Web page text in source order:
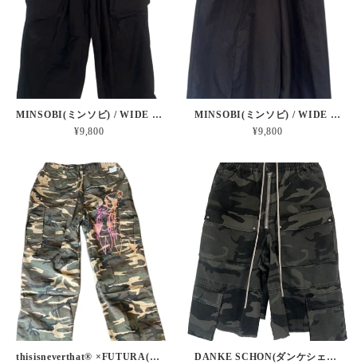
MINSOBI(ミンソビ) / WIDE PANTS
¥9,800
MINSOBI(ミンソビ) / WIDE HAKAMA PANTS
¥9,800
thisisneverthat® ×FUTURA(ディスイズネバーザット×フューチュラ) / CAMO CARGO PANTS
DANKE SCHON(ダンケシェーン) / RIPSTOP W-CARGO SHORTS